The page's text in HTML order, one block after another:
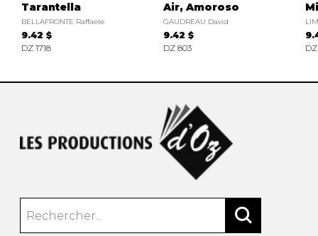
Tarantella
BELLAFRONTE Raffaele
9.42 $
DZ 1718
Air, Amoroso
GAUDREAU David
9.42 $
DZ 803
DZ